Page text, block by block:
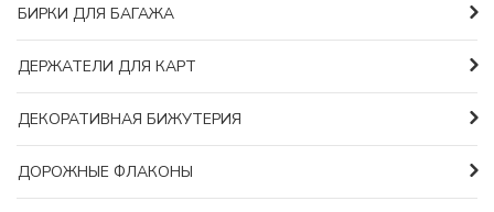
БИРКИ ДЛЯ БАГАЖА
ДЕРЖАТЕЛИ ДЛЯ КАРТ
ДЕКОРАТИВНАЯ БИЖУТЕРИЯ
ДОРОЖНЫЕ ФЛАКОНЫ